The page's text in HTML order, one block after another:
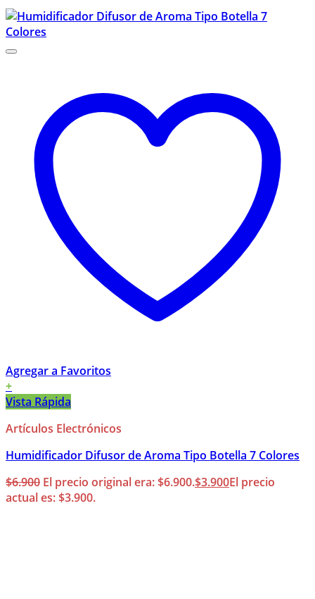
Agregar a Favoritos
+
Vista Rápida
Artículos Electrónicos
Humidificador Difusor de Aroma Tipo Botella 7 Colores
$6.900 El precio original era: $6.900.$3.900El precio
actual es: $3.900.